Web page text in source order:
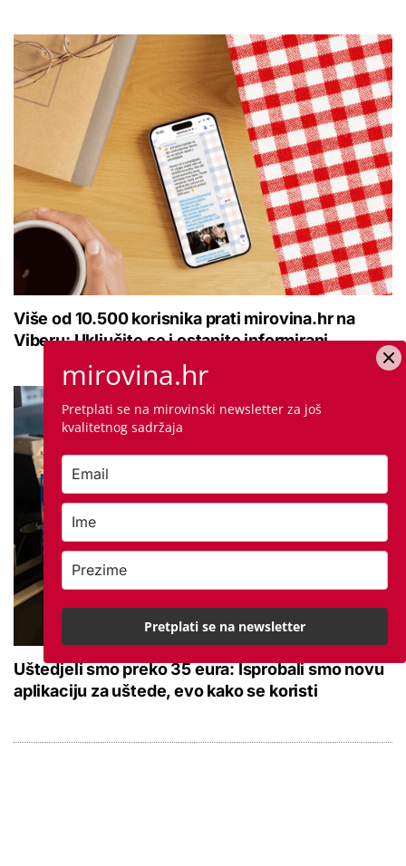
Više od 10.500 korisnika prati mirovina.hr na
Viberu: Uključite se i ostanite informirani
Uštedjeli smo preko 35 eura: Isprobali smo novu
aplikaciju za uštede, evo kako se koristi
mirovina.hr
Pretplati se na mirovinski newsletter za još
kvalitetnog sadržaja
Pretplati se na newsletter